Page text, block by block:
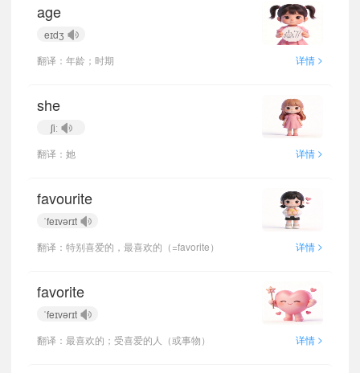
age
eɪdʒ
翻译：年龄；时期
详情 >
she
ʃiː
翻译：她
详情 >
favourite
ˈfeɪvərɪt
翻译：特别喜爱的，最喜欢的（=favorite）
详情 >
favorite
ˈfeɪvərɪt
翻译：最喜欢的；受喜爱的人（或事物）
详情 >